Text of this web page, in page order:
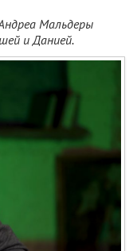
Мальдеры
и Данией.